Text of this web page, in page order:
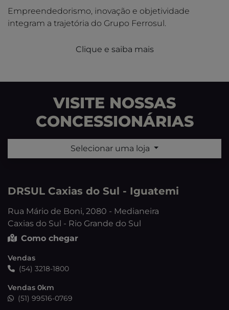
Empreendedorismo, inovação e objetividade
integram a trajetória do Grupo Ferrosul.
Clique e saiba mais
VISITE NOSSAS
CONCESSIONÁRIAS
Selecionar uma loja
DRSUL Caxias do Sul - Iguatemi
Rua Mário de Boni, 2080 - Medianeira
Caxias do Sul - Rio Grande do Sul
Como chegar
Vendas
(54) 3218-1800
Vendas 0km
(51) 99516-0769